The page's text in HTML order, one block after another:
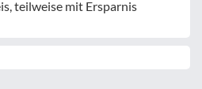
teilweise mit Ersparnis